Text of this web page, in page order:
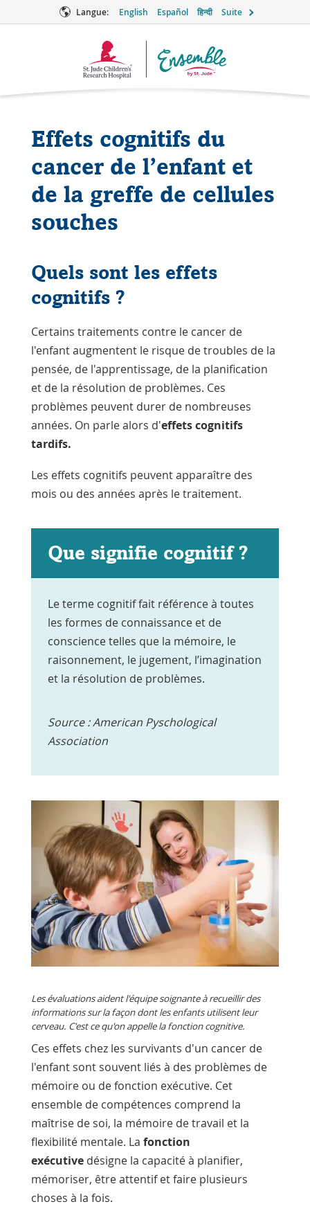
Langue: English Español हिन्दी Suite
Logo
Effets cognitifs du
cancer de l’enfant et
de la greffe de cellules
souches
Quels sont les effets
cognitifs ?
Certains traitements contre le cancer de
l'enfant augmentent le risque de troubles de la
pensée, de l'apprentissage, de la planification
et de la résolution de problèmes. Ces
problèmes peuvent durer de nombreuses
années. On parle alors d'effets cognitifs
tardifs.
Les effets cognitifs peuvent apparaître des
mois ou des années après le traitement.
Que signifie cognitif ?
Le terme cognitif fait référence à toutes
les formes de connaissance et de
conscience telles que la mémoire, le
raisonnement, le jugement, l’imagination
et la résolution de problèmes.
Source : American Pyschological
Association
Les évaluations aident l'équipe soignante à recueillir des
informations sur la façon dont les enfants utilisent leur
cerveau. C'est ce qu'on appelle la fonction cognitive.
Ces effets chez les survivants d'un cancer de
l'enfant sont souvent liés à des problèmes de
mémoire ou de fonction exécutive. Cet
ensemble de compétences comprend la
maîtrise de soi, la mémoire de travail et la
flexibilité mentale. La fonction
exécutivedésigne la capacité à planifier,
mémoriser, être attentif et faire plusieurs
choses à la fois.